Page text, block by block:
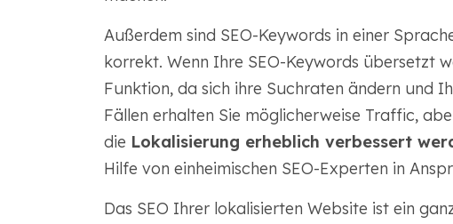
Außerdem sind SEO-Keywords in einer
korrekt. Wenn Ihre SEO-Keywords übersetzt
Funktion, da sich ihre Suchraten ändern und
Fällen erhalten Sie möglicherweise Traffic,
die Lokalisierung erheblich verbessert
Hilfe von einheimischen SEO-Experten in
Das SEO Ihrer lokalisierten Website ist ein